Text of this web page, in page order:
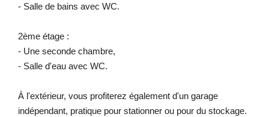
- Salle de bains avec WC.
2ème étage :
- Une seconde chambre,
- Salle d'eau avec WC.
À l'extérieur, vous profiterez également d'un garage
indépendant, pratique pour stationner ou pour du stockage.